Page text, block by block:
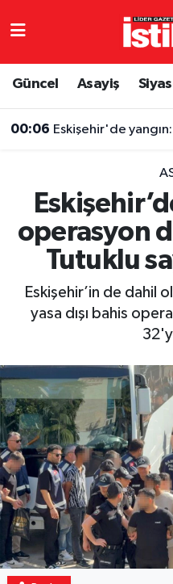
Güncel Asayiş
00:06 Eskişehir'de
operasyon
Tutuklu
Eskişehir’in de dahil
yasa dışı bahis
Eskişehirspor
Spor
Eğitim
Ekonomi
Yaşam
Resmi ilanlar
Eskişehir Nöbetçi
TFF 3.Lig 4.Grup
Tüm Manşetler
Son Dakika